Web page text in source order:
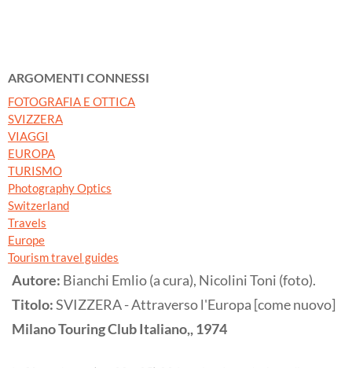
ARGOMENTI CONNESSI
FOTOGRAFIA E OTTICA
SVIZZERA
VIAGGI
EUROPA
TURISMO
Photography Optics
Switzerland
Travels
Europe
Tourism travel guides
Autore: Bianchi Emlio (a cura), Nicolini Toni (foto).
Titolo:SVIZZERA - Attraverso l'Europa [come nuovo]
MilanoTouring Club Italiano,,1974